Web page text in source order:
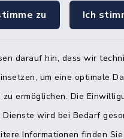
zu Ich
darauf hin, dass wir
um eine optimale
zu ermöglichen. Die
wird bei Bedarf
Informationen finden
Kontakt
Datenschutz
Impressum